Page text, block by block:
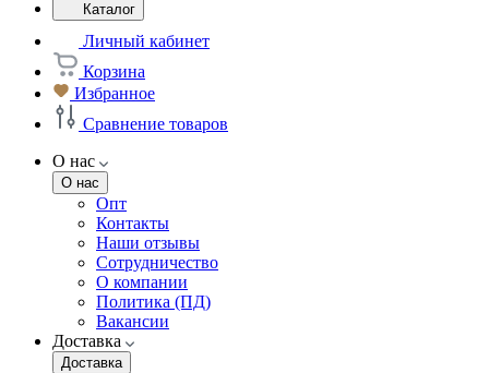
Каталог
Личный кабинет
Корзина
Избранное
Сравнение товаров
О нас
О нас
Опт
Контакты
Наши отзывы
Сотрудничество
О компании
Политика (ПД)
Вакансии
Доставка
Доставка